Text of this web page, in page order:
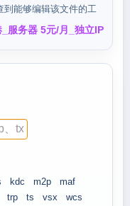
到能够编辑该文件的工
服务器 5元/月_独立IP
kdc m2p
maf
trp ts vsx wcs